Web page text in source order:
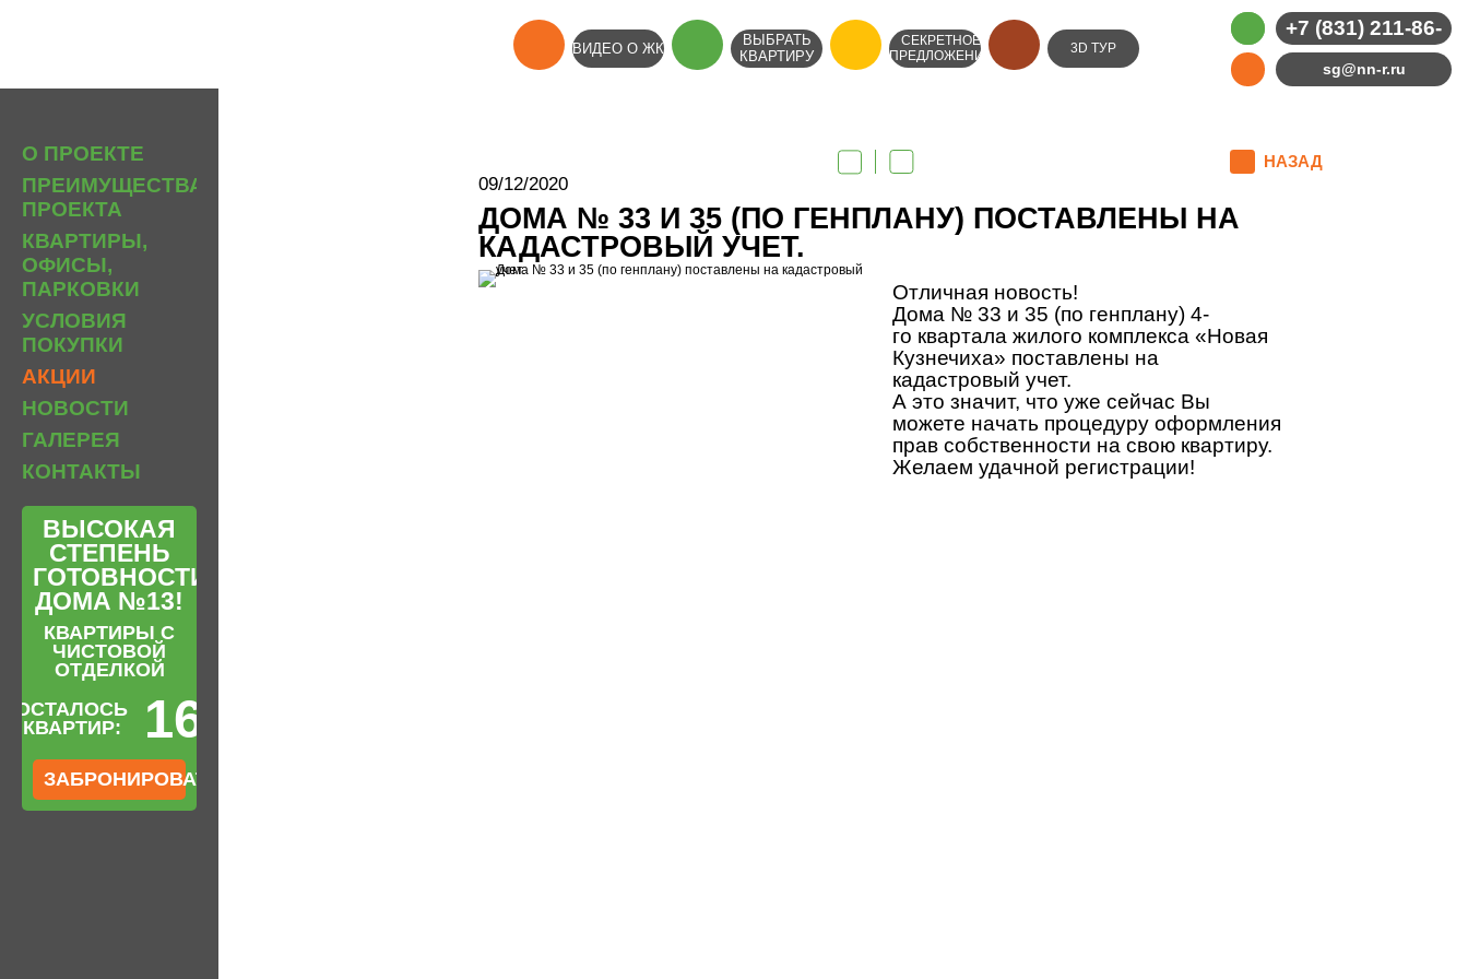
+7 (831) 211-86-
58
sg@nn-r.ru
ВИДЕО О ЖК
ВЫБРАТЬ
КВАРТИРУ
СЕКРЕТНОЕ
ПРЕДЛОЖЕНИЕ
3D ТУР
О ПРОЕКТЕ
ПРЕИМУЩЕСТВА
ПРОЕКТА
КВАРТИРЫ,
ОФИСЫ,
ПАРКОВКИ
УСЛОВИЯ
ПОКУПКИ
АКЦИИ
НОВОСТИ
ГАЛЕРЕЯ
КОНТАКТЫ
ВЫСОКАЯ
СТЕПЕНЬ
ГОТОВНОСТИ
ДОМА №13!
КВАРТИРЫ С
ЧИСТОВОЙ
ОТДЕЛКОЙ
ОСТАЛОСЬ
КВАРТИР:
16
ЗАБРОНИРОВАТЬ
НАЗАД
09/12/2020
ДОМА № 33 И 35 (ПО ГЕНПЛАНУ) ПОСТАВЛЕНЫ НА
КАДАСТРОВЫЙ УЧЕТ.
Отличная новость!
Дома №33 и 35 (по генплану) 4-
го квартала жилого комплекса «Новая
Кузнечиха» поставлены на
кадастровый учет.
А это значит, что уже сейчас Вы
можете начать процедуру оформления
прав собственности на свою квартиру.
Желаем удачной регистрации!